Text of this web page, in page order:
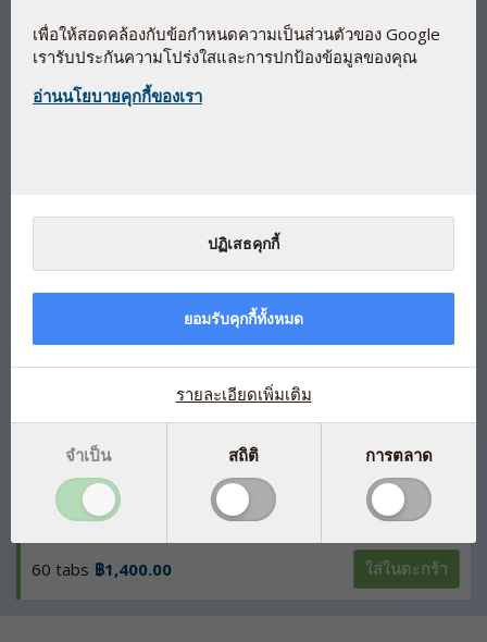
ช่วยบำรุงสมองและความจำ
ทำให้การไหลเวียนของเลือดไปเลี้ยงส่วนต่างๆ ของร่างกายเป็น
ปกติ
เป็นผลิตภัณฑ์สมุนไพรที่ได้ปรับมาตรฐาน
แต่ละเม็ดให้สารสำคัญ ฟลาโวนไกลโคไซด์ (flavone
glycosides) 24 มิลลิกรัม และ เทอร์พีนแลกโทน(terpene
lactones) 6มิลลิกรัม
ผลิตภายใต้มาตรฐานการผลิตยาประเทศเดนมาร์ก
60 tabs ฿1,400.00 ใส่ในตะกร้า
เพื่อให้สอดคล้องกับข้อกำหนดความเป็นส่วนตัวของ Google
เรารับประกันความโปร่งใสและการปกป้องข้อมูลของคุณ
อ่านนโยบายคุกกี้ของเรา
ปฏิเสธคุกกี้
ยอมรับคุกกี้ทั้งหมด
รายละเอียดเพิ่มเติม
จำเป็น สถิติ การตลาด